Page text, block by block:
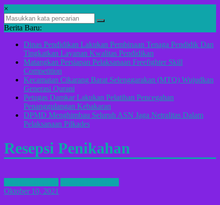
×
Berita Baru:
Dinas Pendidikan Lakukan Pembinaan Tenaga Pendidik Dan
Tingkatkan Layanan Kwalitas Pendidikan
Matangkan Persiapan Pelaksanaan Freefighter Skill
Competition
Kecamatan Cikarang Barat Selenggarakan (MTQ) Wujudkan
Generasi Qurani
Petugas Damkar Lakukan Pelatihan Pencegahan
Penanggulangan Kebakaran
DPMD Menghimbau Seluruh ASN Jaga Netralitas Dalam
Pelaksanaan Pilkades
Resepsi Penikahan
Oktober 10, 2021